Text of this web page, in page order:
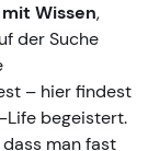
Wissen,
der Suche
– hier findest
Life begeistert.
man fast